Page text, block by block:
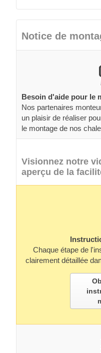
Notice de
Besoin d'aide pour le
Nos partenaires
un plaisir de réaliser
le montage de nos
Visionnez notre
aperçu de la
Chaque étape de
clairement détaillée